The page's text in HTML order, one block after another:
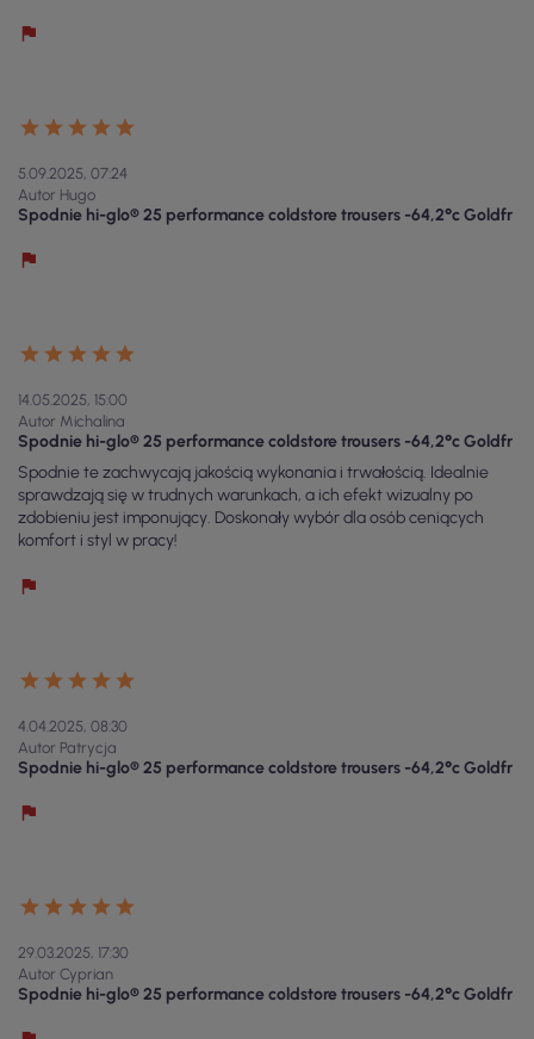
5.09.2025, 07:24
Autor Hugo
Spodnie hi-glo® 25 performance coldstore trousers -64,2°c Goldfr
14.05.2025, 15:00
Autor Michalina
Spodnie hi-glo® 25 performance coldstore trousers -64,2°c Goldfr
Spodnie te zachwycają jakością wykonania i trwałością. Idealnie
sprawdzają się w trudnych warunkach, a ich efekt wizualny po
zdobieniu jest imponujący. Doskonały wybór dla osób ceniących
komfort i styl w pracy!
4.04.2025, 08:30
Autor Patrycja
Spodnie hi-glo® 25 performance coldstore trousers -64,2°c Goldfr
29.03.2025, 17:30
Autor Cyprian
Spodnie hi-glo® 25 performance coldstore trousers -64,2°c Goldfr